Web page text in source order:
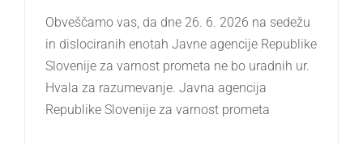
Obveščamo vas, da dne 26. 6. 2026 na sedežu
in dislociranih enotah Javne agencije Republike
Slovenije za varnost prometa ne bo uradnih ur.
Hvala za razumevanje. Javna agencija
Republike Slovenije za varnost prometa